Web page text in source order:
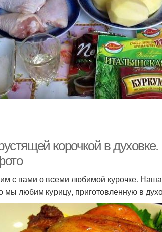
корочкой в
с вами о всеми любимой курочке.
мы любим курицу, приготовленную в